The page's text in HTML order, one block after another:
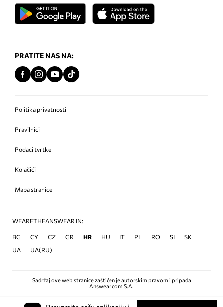
PRATITE NAS NA:
Politika privatnosti
Pravilnici
Podaci tvrtke
Kolačići
Mapa stranice
WEARETHEANSWEAR IN:
BG CY CZ GR HR HU IT PL RO SI
SK
UA
UA(RU)
Sadržaj ove web stranice zaštićen je autorskim pravom i pripada
Answear.com S.A.